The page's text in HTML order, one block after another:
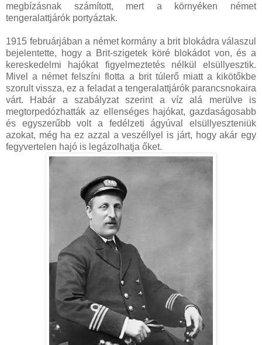
megbízásnak számított, mert a környéken német
tengeralattjárók portyáztak.
1915 februárjában a német kormány a brit blokádra válaszul
bejelentette, hogy a Brit-szigetek köré blokádot von, és a
kereskedelmi hajókat figyelmeztetés nélkül elsüllyesztik.
Mivel a német felszíni flotta a brit túlerő miatt a kikötőkbe
szorult vissza, ez a feladat a tengeralattjárók parancsnokaira
várt. Habár a szabályzat szerint a víz alá merülve is
megtorpedózhatták az ellenséges hajókat, gazdaságosabb
és egyszerűbb volt a fedélzeti ágyúval elsüllyeszteniük
azokat, még ha ez azzal a veszéllyel is járt, hogy akár egy
fegyvertelen hajó is legázolhatja őket.